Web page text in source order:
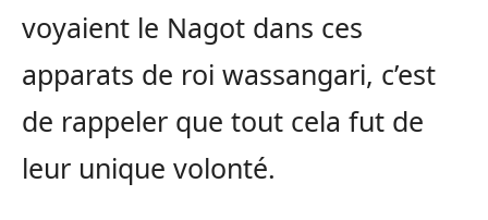
voyaient le Nagot dans ces
apparats de roi wassangari, c’est
de rappeler que tout cela fut de
leur unique volonté.